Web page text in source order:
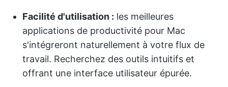
Facilité d'utilisation : les meilleures
applications de productivité pour Mac
s'intégreront naturellement à votre flux de
travail. Recherchez des outils intuitifs et
offrant une interface utilisateur épurée.